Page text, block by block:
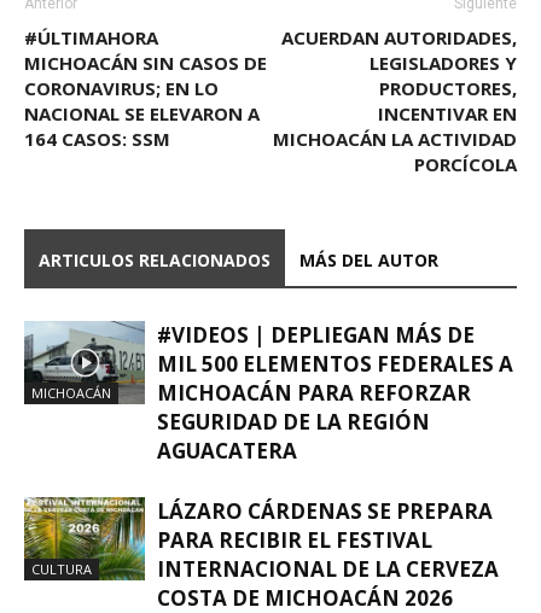
Anterior
#ÚLTIMAHORA
MICHOACÁN SIN CASOS DE
CORONAVIRUS; EN LO
NACIONAL SE ELEVARON A
164 CASOS: SSM
Siguiente
ACUERDAN AUTORIDADES,
LEGISLADORES Y
PRODUCTORES,
INCENTIVAR EN
MICHOACÁN LA ACTIVIDAD
PORCÍCOLA
ARTICULOS RELACIONADOS MÁS DEL AUTOR
MICHOACÁN
#VIDEOS | DEPLIEGAN MÁS DE
MIL 500 ELEMENTOS FEDERALES A
MICHOACÁN PARA REFORZAR
SEGURIDAD DE LA REGIÓN
AGUACATERA
CULTURA
LÁZARO CÁRDENAS SE PREPARA
PARA RECIBIR EL FESTIVAL
INTERNACIONAL DE LA CERVEZA
COSTA DE MICHOACÁN 2026